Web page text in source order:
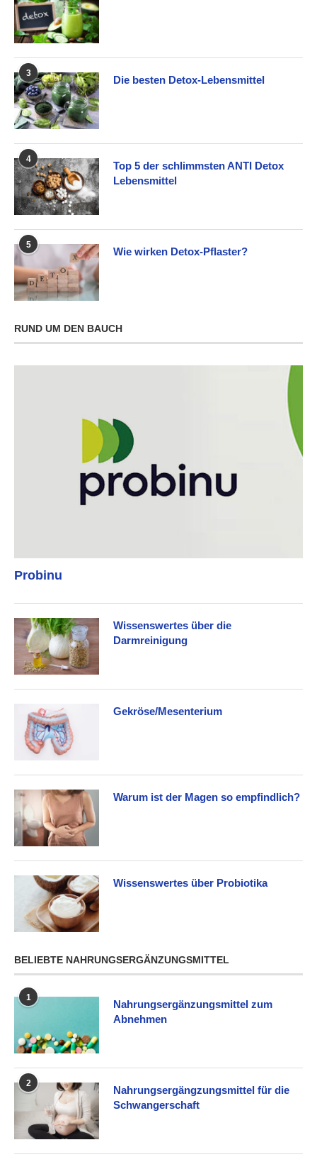
3
Die besten Detox-Lebensmittel
4
Top 5 der schlimmsten ANTI Detox
Lebensmittel
5
Wie wirken Detox-Pflaster?
RUND UM DEN BAUCH
Probinu
Wissenswertes über die
Darmreinigung
Gekröse/Mesenterium
Warum ist der Magen so empfindlich?
Wissenswertes über Probiotika
BELIEBTE NAHRUNGSERGÄNZUNGSMITTEL
1
Nahrungsergänzungsmittel zum
Abnehmen
2
Nahrungsergängzungsmittel für die
Schwangerschaft